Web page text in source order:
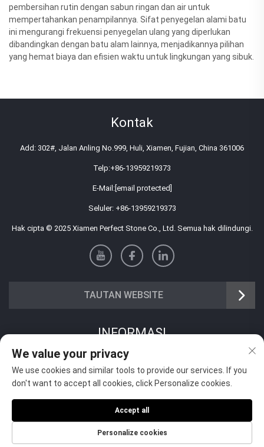
pembersihan rutin dengan sabun ringan dan air untuk
mempertahankan penampilannya. Sifat penyegelan alami batu
ini mengurangi frekuensi penyegelan ulang yang diperlukan
dibandingkan dengan batu alam lainnya, menjadikannya pilihan
yang hemat biaya dan efisien waktu untuk lingkungan yang sibuk.
Kontak
Add: 302#, Jalan Anling No.999, Huli, Xiamen, Fujian, China 361006
Telp:+86-13959219373
E-Mail:[email protected]
Seluler: +86-13959219373
Hak cipta © 2025 Xiamen Perfect Stone Co., Ltd. Semua hak dilindungi.
TAUTAN WEBSITE
INFORMASI
Daftar untuk menerima buletin mingguan kami
Kirim
We value your privacy
We use cookies and similar tools to provide our services. If you
don't want to accept all cookies, click Personalize cookies.
Personalize cookies
Accept all